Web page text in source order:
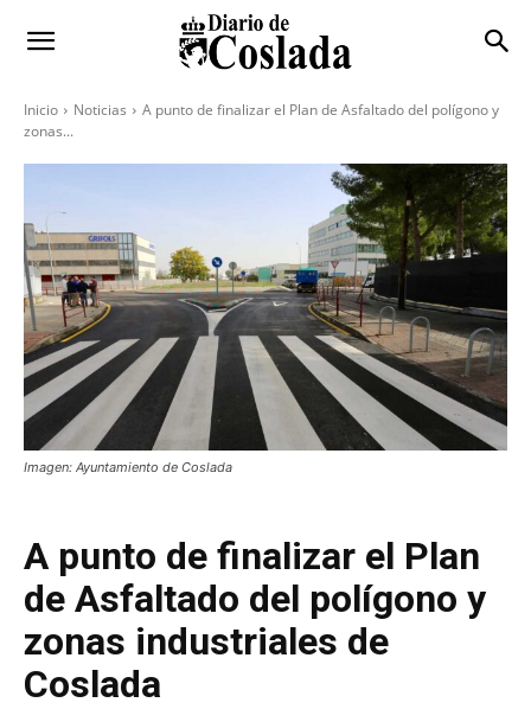
Inicio Noticias
A punto de finalizar el Plan de Asfaltado del polígono y
zonas...
Imagen: Ayuntamiento de Coslada
A punto de finalizar el Plan
de Asfaltado del polígono y
zonas industriales de
Coslada